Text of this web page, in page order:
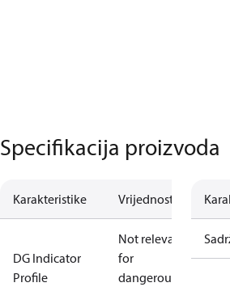
Specifikacija proizvoda
Karakteristike Vrijednost
DG Indicator
Profile
Not relevant
for
dangerous